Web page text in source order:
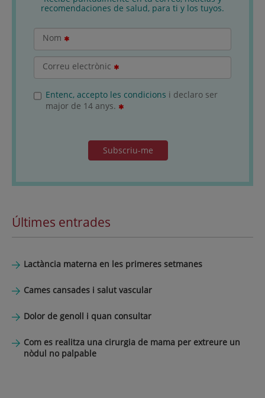
recomendaciones de salud, para ti y los tuyos.
Nom
Correu electrònic
Entenc, accepto les condicions i declaro ser
major de 14 anys.
Subscriu-me
Últimes entrades
Lactància materna en les primeres setmanes
Cames cansades i salut vascular
Dolor de genoll i quan consultar
Com es realitza una cirurgia de mama per extreure un
nòdul no palpable